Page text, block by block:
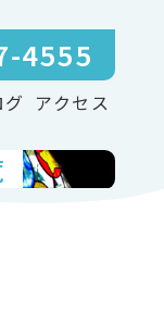
4555
アクセス